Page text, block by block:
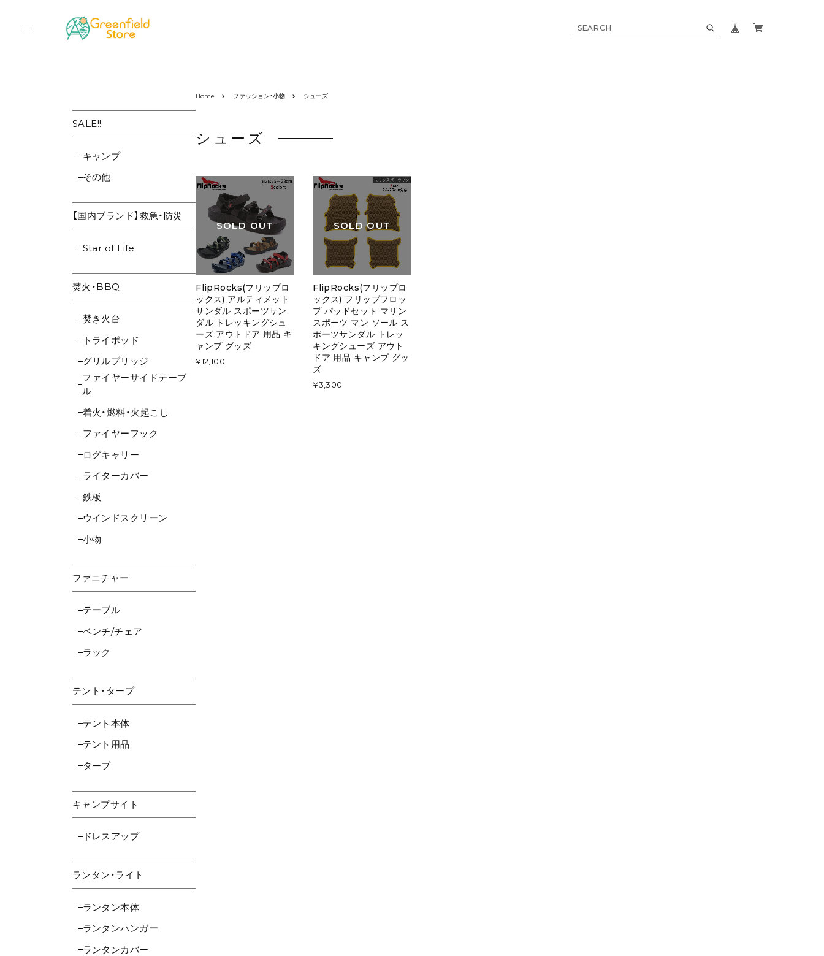
SALE!!
キャンプ
その他
【国内ブランド】救急・防災
Star of Life
焚火・BBQ
焚き火台
トライポッド
グリルブリッジ
ファイヤーサイドテーブ
ル
着火・燃料・火起こし
ファイヤーフック
ログキャリー
ライターカバー
鉄板
ウインドスクリーン
小物
ファニチャー
テーブル
ベンチ/チェア
ラック
テント・タープ
テント本体
テント用品
タープ
キャンプサイト
ドレスアップ
ランタン・ライト
ランタン本体
ランタンハンガー
ランタンカバー
Home ファッション・小物 シューズ
シューズ
SOLD OUT
FlipRocks(フリップロ
ックス) アルティメット
サンダル スポーツサン
ダル トレッキングシュ
ーズ アウトドア 用品 キ
ャンプ グッズ
¥12,100
SOLD OUT
FlipRocks(フリップロ
ックス) フリップフロッ
プ パッドセット マリン
スポーツ マン ソール ス
ポーツサンダル トレッ
キングシューズ アウト
ドア 用品 キャンプ グッ
ズ
¥3,300